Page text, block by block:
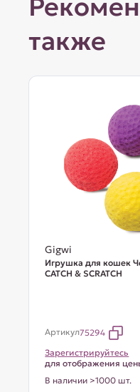
также
Gigwi
Игрушка для кошек
CATCH & SCRATCH
Артикул75294
Зарегистрируйтесь
для отображения
В наличии >1000 шт.